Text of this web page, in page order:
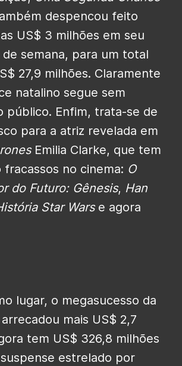
despencou feito
US$ 3 milhões em seu
semana, para um total
27,9 milhões. Claramente
natalino segue sem
público. Enfim, trata-se de
para a atriz revelada em
Emilia Clarke, que tem
fracassos no cinema: O
do Futuro: Gênesis, Han
Star Warse agora
lugar, o megasucesso da
mais US$ 2,7
tem US$ 326,8 milhões
suspense estrelado por